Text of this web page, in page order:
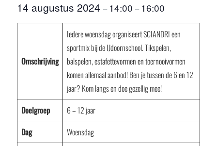
14 augustus 2024 – 14:00 – 16:00
Omschrijving
Iedere woensdag organiseert SCIANDRI een
sportmix bij de IJdoornschool. Tikspelen,
balspelen, estafettevormen en toernooivormen
komen allemaal aanbod! Ben je tussen de 6 en 12
jaar? Kom langs en doe gezellig mee!
Doelgroep
6 – 12 jaar
Dag
Woensdag